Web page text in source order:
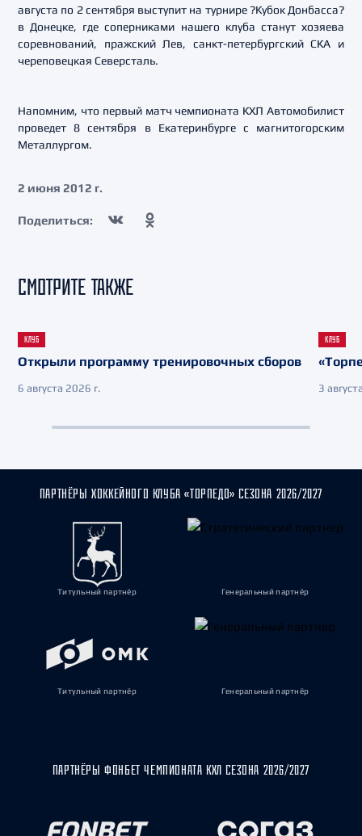
августа по 2 сентября выступит на турнире ?Кубок Донбасса?
в Донецке, где соперниками нашего клуба станут хозяева
соревнований, пражский Лев, санкт-петербургский СКА и
череповецкая Северсталь.
Напомним, что первый матч чемпионата КХЛ Автомобилист
проведет 8 сентября в Екатеринбурге с магнитогорским
Металлургом.
2 июня 2012 г.
Поделиться:
СМОТРИТЕ ТАКЖЕ
КЛУБ
Открыли программу тренировочных сборов
6 августа 2026 г.
КЛУБ
3
ПАРТНЁРЫ ХОККЕЙНОГО КЛУБА «ТОРПЕДО» СЕЗОНА 2026/2027
Титульный партнёр Генеральный партнёр
Титульный партнёр Генеральный партнёр
ПАРТНЁРЫ ФОНБЕТ ЧЕМПИОНАТА КХЛ СЕЗОНА 2026/2027